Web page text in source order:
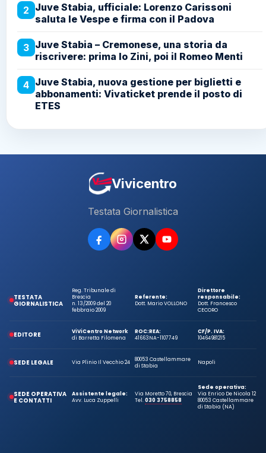
2 Juve Stabia, ufficiale: Lorenzo Carissoni
saluta le Vespe e firma con il Padova
3 Juve Stabia – Cremonese, una storia da
riscrivere: prima lo Zini, poi il Romeo Menti
4 Juve Stabia, nuova gestione per biglietti e
abbonamenti: Vivaticket prende il posto di
ETES
Vivicentro
Testata Giornalistica
TESTATA
GIORNALISTICA
Reg. Tribunale di
Brescia
n. 13/2009 del 20
febbraio 2009
Referente:
Dott. Mario VOLLONO
Direttore
responsabile:
Dott. Francesco
CECORO
EDITORE
ViViCentro Network
di Barretta Filomena
ROC:
41663
REA:
NA-1107749
CF/P. IVA:
10464981215
SEDE LEGALE Via Plinio Il Vecchio 24
80053 Castellammare
di Stabia
Napoli
SEDE OPERATIVA
E CONTATTI
Assistente legale:
Avv. Luca Zuppelli
Via Moretto 70, Brescia
Tel.030 3758858
Sede operativa:
Via Enrico De Nicola 12
80053 Castellammare
di Stabia (NA)